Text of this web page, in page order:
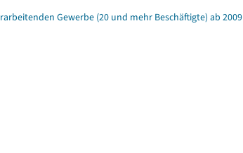
Gewerbe (20 und mehr Beschäftigte) ab 2009